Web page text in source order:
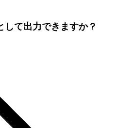
して出力できますか？